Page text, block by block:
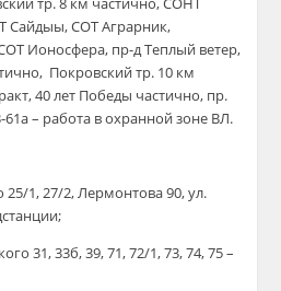
Сайдыы, СОТ Аграрник,
Ионосфера, пр-д Теплый ветер,
Покровский тр. 10 км
40 лет Победы частично, пр.
– работа в охранной зоне ВЛ.
25/1, 27/2, Лермонтова 90, ул.
31, 33б, 39, 71, 72/1, 73, 74, 75 –